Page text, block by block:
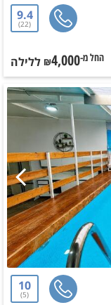
9.4
22
החל מ-₪4,000 ללילה
10
5